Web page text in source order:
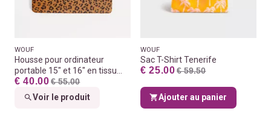
WOUF
Housse pour ordinateur
portable 15" et 16" en tissu
100% recyclés
€ 40.00 € 55.00
Voir le produit
WOUF
Sac T-Shirt Tenerife
€ 25.00 € 59.50
Ajouter au panier